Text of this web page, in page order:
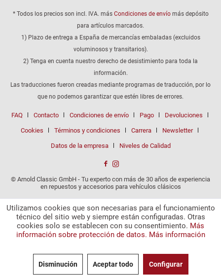
* Todos los precios son incl. IVA. más Condiciones de envíomás depósito
para artículos marcados.
1) Plazo de entrega a España de mercancías embaladas (excluidos
voluminosos y transitarios).
2) Tenga en cuenta nuestro derecho de desistimiento para toda la
información.
Las traducciones fueron creadas mediante programas de traducción, por lo
que no podemos garantizar que estén libres de errores.
FAQ Contacto Condiciones de envío Pago Devoluciones
Cookies Términos y condiciones Carrera Newsletter
Datos de la empresa Niveles de Calidad
© Arnold Classic GmbH - Tu experto con más de 30 años de experiencia
en repuestos y accesorios para vehículos clásicos
Utilizamos cookies que son necesarias para el funcionamiento
técnico del sitio web y siempre están configuradas. Otras
cookies solo se establecen con su consentimiento. Más
información sobre protección de datos. Más información
Disminución Aceptar todo Configurar